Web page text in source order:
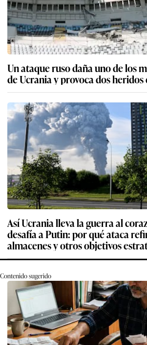
Un ataque ruso daña uno de los
de Ucrania y provoca dos heridos
Así Ucrania lleva la guerra al
desafía a Putin: por qué ataca
almacenes y otros objetivos
Contenido sugerido